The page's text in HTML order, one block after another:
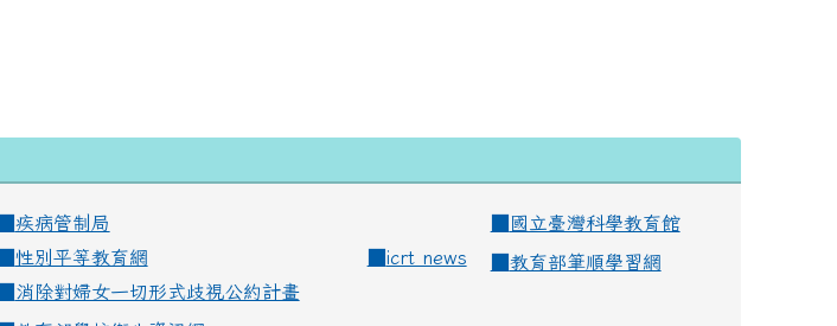
疾病管制局
國立臺灣科學教育館
性別平等教育網 icrt news
教育部筆順學習網
消除對婦女一切形式歧視公約計畫